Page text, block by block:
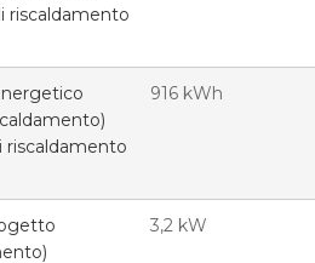
riscaldamento
riscaldamento
916 kWh
3,2 kW